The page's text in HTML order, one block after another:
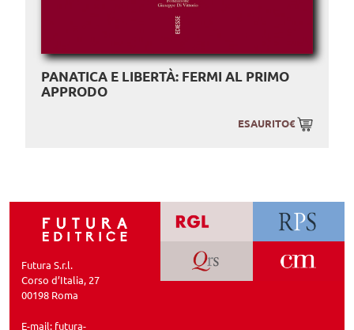
PANATICA E LIBERTÀ: FERMI AL PRIMO
APPRODO
ESAURITO€
Futura S.r.l.
Corso d’Italia, 27
00198 Roma
E-mail: futura-